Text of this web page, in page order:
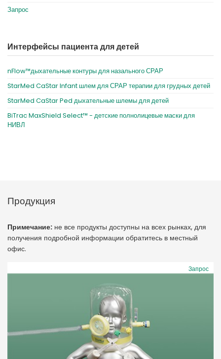
Запрос
Интерфейсы пациента для детей
nFlow™дыхательные контуры для назального СРАР
StarMed CaStar Infant шлем для СРАР терапии для грудных детей
StarMed CaStar Ped дыхательные шлемы для детей
BiTrac MaxShield Select™ - детские полнолицевые маски для
НИВЛ
Продукция
Примечание: не все продукты доступны на всех рынках, для
получения подробной информации обратитесь в местный
офис.
Запрос